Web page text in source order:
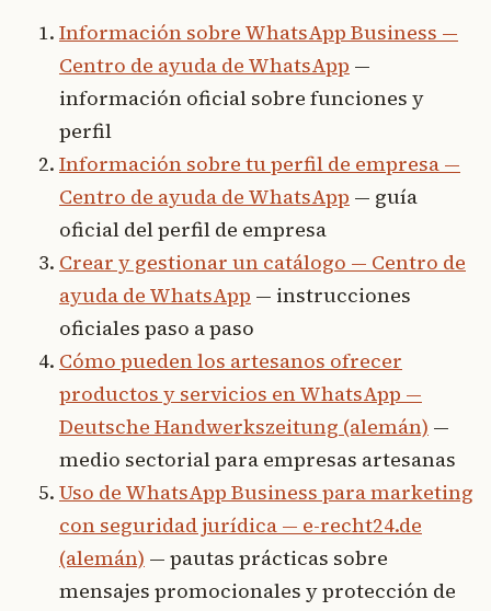
Información sobre WhatsApp Business —
Centro de ayuda de WhatsApp —
información oficial sobre funciones y
perfil
Información sobre tu perfil de empresa —
Centro de ayuda de WhatsApp — guía
oficial del perfil de empresa
Crear y gestionar un catálogo — Centro de
ayuda de WhatsApp — instrucciones
oficiales paso a paso
Cómo pueden los artesanos ofrecer
productos y servicios en WhatsApp —
Deutsche Handwerkszeitung (alemán) —
medio sectorial para empresas artesanas
Uso de WhatsApp Business para marketing
con seguridad jurídica — e-recht24.de
(alemán) — pautas prácticas sobre
mensajes promocionales y protección de